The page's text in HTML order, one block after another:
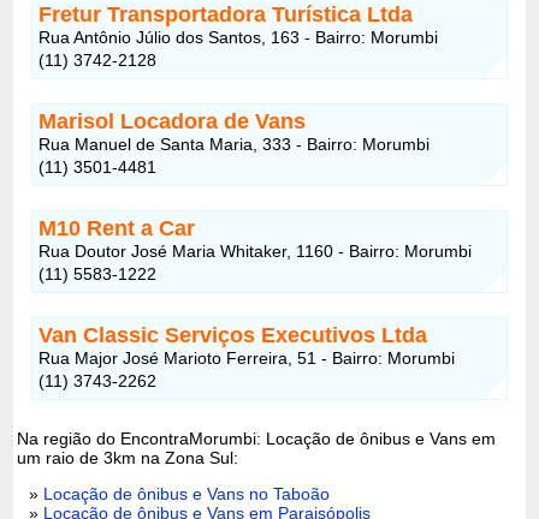
Fretur Transportadora Turística Ltda
Rua Antônio Júlio dos Santos, 163 - Bairro: Morumbi
(11) 3742-2128
Marisol Locadora de Vans
Rua Manuel de Santa Maria, 333 - Bairro: Morumbi
(11) 3501-4481
M10 Rent a Car
Rua Doutor José Maria Whitaker, 1160 - Bairro: Morumbi
(11) 5583-1222
Van Classic Serviços Executivos Ltda
Rua Major José Marioto Ferreira, 51 - Bairro: Morumbi
(11) 3743-2262
Na região do EncontraMorumbi: Locação de ônibus e Vans em
um raio de 3km na Zona Sul:
» Locação de ônibus e Vans no Taboão
» Locação de ônibus e Vans em Paraisópolis